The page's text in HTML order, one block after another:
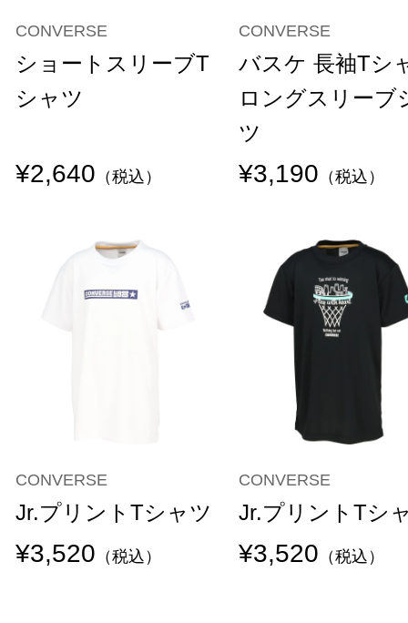
CONVERSE
ショートスリーブT
シャツ
¥2,640 （税込）
CONVERSE
バスケ 長袖Tシ
ロングスリーブ
ツ
¥3,190 （税込）
CONVERSE
Jr.プリントTシャツ
¥3,520 （税込）
CONVERSE
Jr.プリントTシ
¥3,520 （税込）